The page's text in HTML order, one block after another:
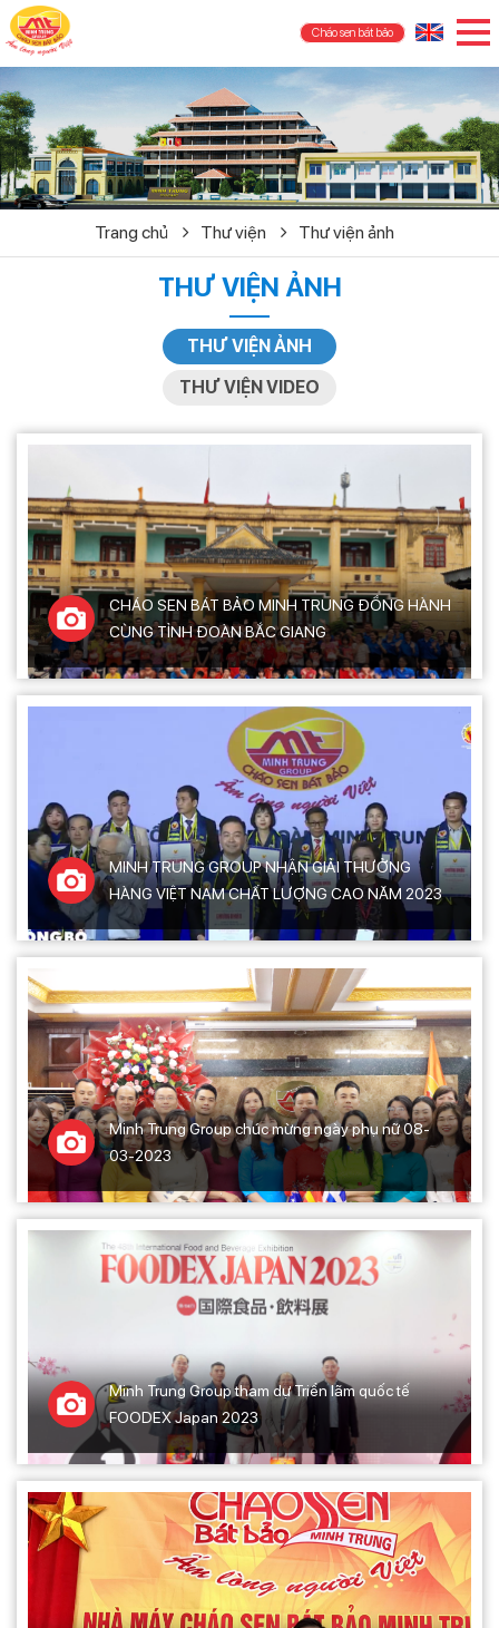
Cháo sen bát bảo
Trang chủ Thư viện Thư viện ảnh
THƯ VIỆN ẢNH
THƯ VIỆN ẢNH
THƯ VIỆN VIDEO
CHÁO SEN BÁT BẢO MINH TRUNG ĐỒNG HÀNH
CÙNG TỈNH ĐOÀN BẮC GIANG
MINH TRUNG GROUP NHẬN GIẢI THƯỞNG
HÀNG VIỆT NAM CHẤT LƯỢNG CAO NĂM 2023
Minh Trung Group chúc mừng ngày phụ nữ 08-
03-2023
Minh Trung Group tham dự Triển lãm quốc tế
FOODEX Japan 2023